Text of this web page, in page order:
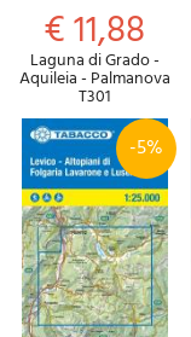
€ 11,88
Laguna di Grado -
Aquileia - Palmanova
T301
-5%